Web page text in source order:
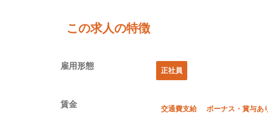
この求人の特徴
雇用形態 正社員
賃金 交通費支給 ボーナス・賞与あ